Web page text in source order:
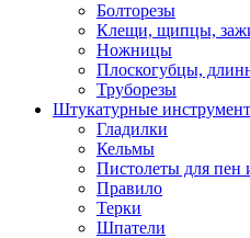
Болторезы
Клещи, щипцы,
Ножницы
Плоскогубцы,
Труборезы
Штукатурные
Гладилки
Кельмы
Пистолеты для пен
Правило
Терки
Шпатели